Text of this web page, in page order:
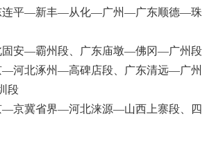
平—新丰—从化—广州—广东顺德—珠
安—霸州段、广东庙墩—佛冈—广州段
北涿州—高碑店段、广东清远—广州
段
冀省界—河北涞源—山西上寨段、四